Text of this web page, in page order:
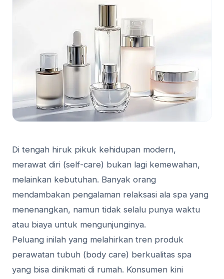
Di tengah hiruk pikuk kehidupan modern,
merawat diri (self-care) bukan lagi kemewahan,
melainkan kebutuhan. Banyak orang
mendambakan pengalaman relaksasi ala spa yang
menenangkan, namun tidak selalu punya waktu
atau biaya untuk mengunjunginya.
Peluang inilah yang melahirkan tren produk
perawatan tubuh (body care) berkualitas spa
yang bisa dinikmati di rumah. Konsumen kini